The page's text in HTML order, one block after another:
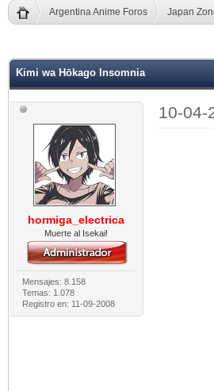
Argentina Anime Foros Japan
Kimi wa Hōkago Insomnia
hormiga_electrica
Muerte al Isekai!
Mensajes: 8.158
Temas: 1.078
Registro en: 11-09-2008
10-04-